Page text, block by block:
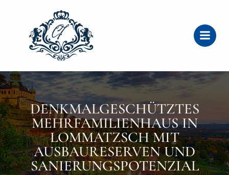
DENKMALGESCHÜTZTES
MEHRFAMILIENHAUS IN
LOMMATZSCH MIT
AUSBAURESERVEN UND
SANIERUNGSPOTENZIAL